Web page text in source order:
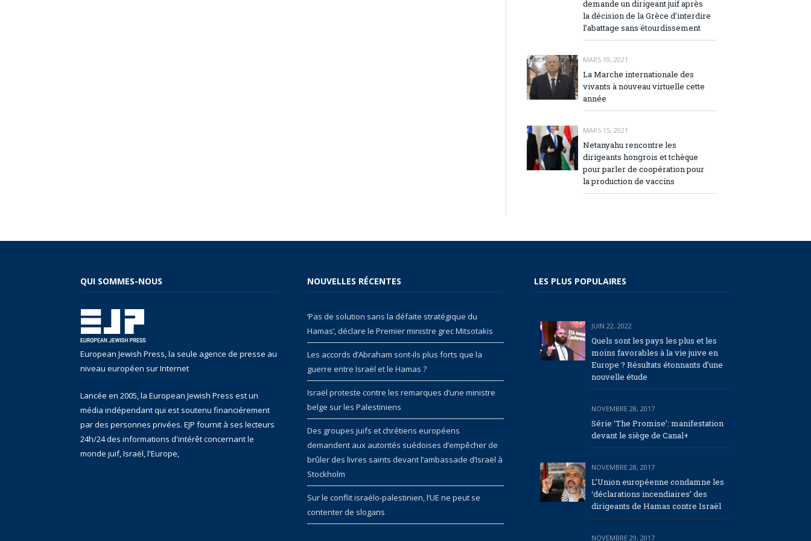
demande un dirigeant juif après
la décision de la Grèce d’interdire
l’abattage sans étourdissement
MARS 19, 2021
La Marche internationale des
vivants à nouveau virtuelle cette
année
MARS 15, 2021
Netanyahu rencontre les
dirigeants hongrois et tchèque
pour parler de coopération pour
la production de vaccins
QUI SOMMES-NOUS
European Jewish Press, la seule agence de presse au
niveau européen sur Internet
Lancée en 2005, la European Jewish Press est un
média indépendant qui est soutenu financiérement
par des personnes privées. EJP fournit à ses lecteurs
24h/24 des informations d'intérêt concernant le
monde juif, Israël, l'Europe,
NOUVELLES RÉCENTES
‘Pas de solution sans la défaite stratégique du
Hamas’, déclare le Premier ministre grec Mitsotakis
Les accords d’Abraham sont-ils plus forts que la
guerre entre Israël et le Hamas ?
Israël proteste contre les remarques d’une ministre
belge sur les Palestiniens
Des groupes juifs et chrétiens européens
demandent aux autorités suédoises d’empêcher de
brûler des livres saints devant l’ambassade d’Israël à
Stockholm
Sur le conflit israélo-palestinien, l’UE ne peut se
contenter de slogans
LES PLUS POPULAIRES
JUIN 22, 2022
Quels sont les pays les plus et les
moins favorables à la vie juive en
Europe ? Résultats étonnants d’une
nouvelle étude
NOVEMBRE 28, 2017
Série ‘The Promise’: manifestation
devant le siège de Canal+
NOVEMBRE 28, 2017
L’Union européenne condamne les
‘déclarations incendiaires’ des
dirigeants de Hamas contre Israël
NOVEMBRE 29, 2017